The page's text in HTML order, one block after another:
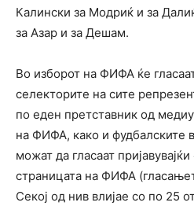
Калински за Модриќ и за
за Азар и за Дешам.
Во изборот на ФИФА ќе
селекторите на сите
по еден претставник од
на ФИФА, како и фудбалските
можат да гласаат
страницата на ФИФА
Секој од нив влијае со по 25